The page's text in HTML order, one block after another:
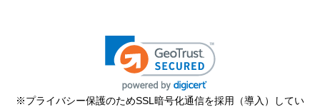
※プライバシー保護のためSSL暗号化通信を採用（導入）してい